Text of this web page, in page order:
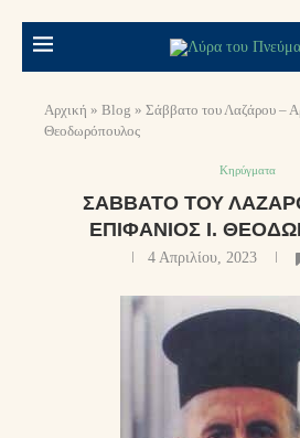
Αρχική » Blog » Σάββατο του Λαζάρου –
Θεοδωρόπουλος
Κηρύγματα
ΣΆΒΒΑΤΟ ΤΟΥ
ΕΠΙΦΆΝΙΟΣ Ι.
4 Απριλίου, 2023